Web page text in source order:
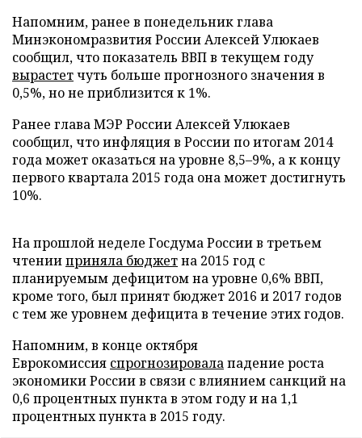
Напомним, ранее в понедельник глава
Минэкономразвития России Алексей Улюкаев
сообщил, что показатель ВВП в текущем году
вырастетчуть больше прогнозного значения в
0,5%, но не приблизится к 1%.
Ранее глава МЭР России Алексей Улюкаев
сообщил, что инфляция в России по итогам 2014
года может оказаться на уровне 8,5–9%, а к концу
первого квартала 2015 года она может достигнуть
10%.
На прошлой неделе Госдума России в третьем
чтенииприняла бюджетна 2015 год с
планируемым дефицитом на уровне 0,6% ВВП,
кроме того, был принят бюджет 2016 и 2017 годов
с тем же уровнем дефицита в течение этих годов.
Напомним, в конце октября
Еврокомиссия спрогнозировалападение роста
экономики России в связи с влиянием санкций на
0,6 процентных пункта в этом году и на 1,1
процентных пункта в 2015 году.